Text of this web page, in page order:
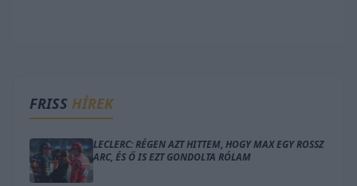
FRISS HÍREK
LECLERC: RÉGEN AZT HITTEM, HOGY MAX EGY ROSSZ
ARC, ÉS Ő IS EZT GONDOLTA RÓLAM